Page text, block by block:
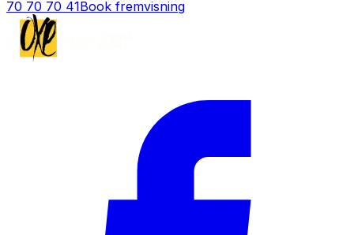
70 70 70 41Book fremvisning